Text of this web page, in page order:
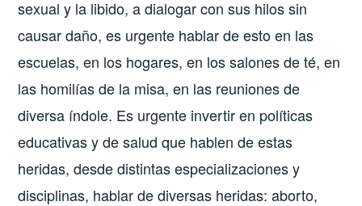
sexual y la libido, a dialogar con sus hilos sin
causar daño, es urgente hablar de esto en las
escuelas, en los hogares, en los salones de té, en
las homilías de la misa, en las reuniones de
diversa índole. Es urgente invertir en políticas
educativas y de salud que hablen de estas
heridas, desde distintas especializaciones y
disciplinas, hablar de diversas heridas: aborto,